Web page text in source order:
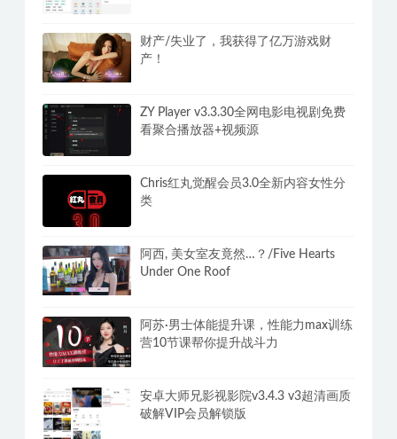
财产/失业了，我获得了亿万游戏财
产！
ZY Player v3.3.30全网电影电视剧免费
看聚合播放器+视频源
Chris红丸觉醒会员3.0全新内容女性分
类
阿西, 美女室友竟然…？/Five Hearts
Under One Roof
阿苏·男士体能提升课，性能力max训练
营10节课帮你提升战斗力
安卓大师兄影视影院v3.4.3 v3超清画质
破解VIP会员解锁版